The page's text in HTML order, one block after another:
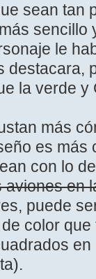
sean tan
sencillo
le
destacara,
la verde y
más
es más
con lo
en
puede
color